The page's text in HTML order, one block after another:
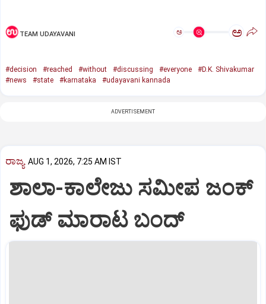
TEAM UDAYAVANI ಅ ಅ
#decision #reached #without #discussing #everyone
#D.K. Shivakumar
#news
#state #karnataka #udayavani kannada
ADVERTISEMENT
ರಾಜ್ಯ AUG 1, 2026, 7:25 AM IST
ಶಾಲಾ-ಕಾಲೇಜು ಸಮೀಪ ಜಂಕ್‌
ಫುಡ್‌ ಮಾರಾಟ ಬಂದ್‌